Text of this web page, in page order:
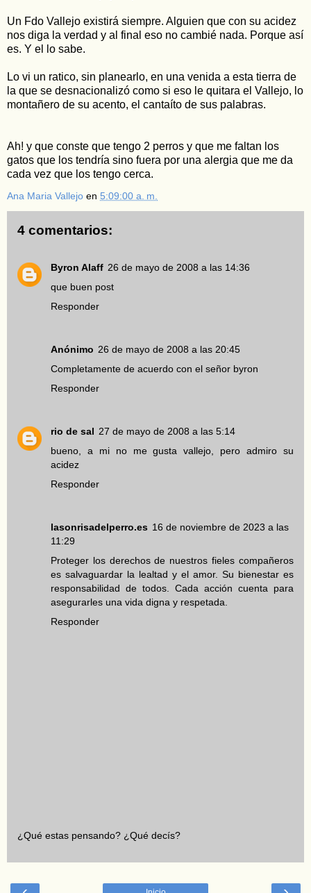
Un Fdo Vallejo existirá siempre. Alguien que con su acidez
nos diga la verdad y al final eso no cambié nada. Porque así
es. Y el lo sabe.
Lo vi un ratico, sin planearlo, en una venida a esta tierra de
la que se desnacionalizó como si eso le quitara el Vallejo, lo
montañero de su acento, el cantaíto de sus palabras.
Ah! y que conste que tengo 2 perros y que me faltan los
gatos que los tendría sino fuera por una alergia que me da
cada vez que los tengo cerca.
Ana Maria Vallejo en 5:09:00 a. m.
4 comentarios:
Byron Alaff 26 de mayo de 2008 a las 14:36
que buen post
Responder
Anónimo 26 de mayo de 2008 a las 20:45
Completamente de acuerdo con el señor byron
Responder
rio de sal 27 de mayo de 2008 a las 5:14
bueno, a mi no me gusta vallejo, pero admiro su
acidez
Responder
lasonrisadelperro.es 16 de noviembre de 2023 a las
11:29
Proteger los derechos de nuestros fieles compañeros
es salvaguardar la lealtad y el amor. Su bienestar es
responsabilidad de todos. Cada acción cuenta para
asegurarles una vida digna y respetada.
Responder
¿Qué estas pensando? ¿Qué decís?